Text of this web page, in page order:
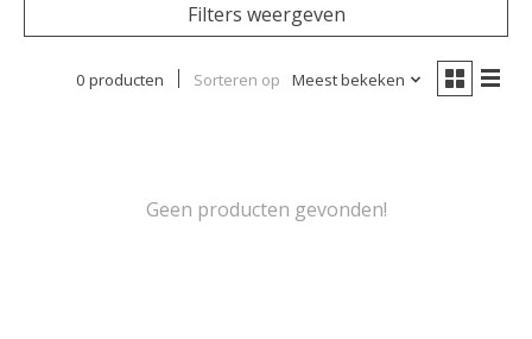
Filters weergeven
0 producten Sorteren op Meest bekeken
Geen producten gevonden!